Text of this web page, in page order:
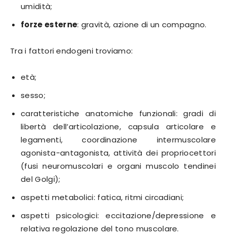
umidità;
forze esterne: gravità, azione di un compagno.
Tra i fattori endogeni troviamo:
età;
sesso;
caratteristiche anatomiche funzionali: gradi di
libertà dell’articolazione, capsula articolare e
legamenti, coordinazione intermuscolare
agonista-antagonista, attività dei propriocettori
(fusi neuromuscolari e organi muscolo tendinei
del Golgi);
aspetti metabolici: fatica, ritmi circadiani;
aspetti psicologici: eccitazione/depressione e
relativa regolazione del tono muscolare.